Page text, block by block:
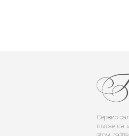
Сервис-
пытается